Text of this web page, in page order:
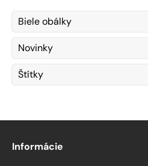
Biele obálky
Novinky
Štítky
Informácie